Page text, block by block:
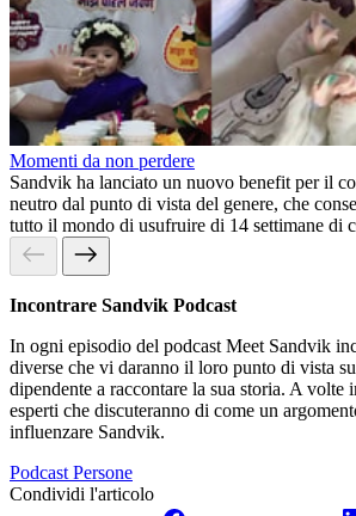
Momenti da non perdere
Sandvik ha lanciato un nuovo benefit per il
neutro dal punto di vista del genere, che
tutto il mondo di usufruire di 14 settimane di
Incontrare Sandvik Podcast
In ogni episodio del podcast Meet Sandvik
diverse che vi daranno il loro punto di vista
dipendente a raccontare la sua storia. A volte
esperti che discuteranno di come un
influenzare Sandvik.
Podcast Persone
Condividi l'articolo